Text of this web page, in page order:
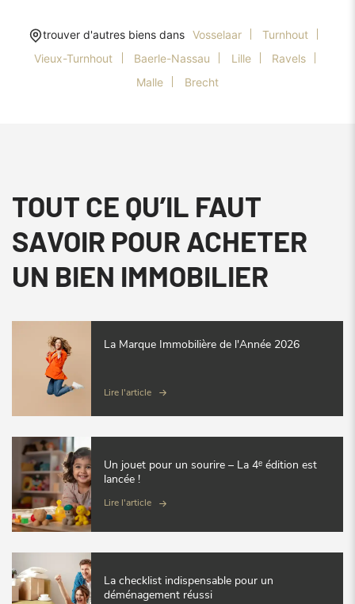
trouver d'autres biens dans Vosselaar
Turnhout
Vieux-Turnhout
Baerle-Nassau Lille
Ravels
Malle
Brecht
TOUT CE QU’IL FAUT
SAVOIR POUR ACHETER
UN BIEN IMMOBILIER
La Marque Immobilière de l'Année 2026
Lire l'article
Un jouet pour un sourire – La 4ᵉ édition est
lancée !
Lire l'article
La checklist indispensable pour un
déménagement réussi